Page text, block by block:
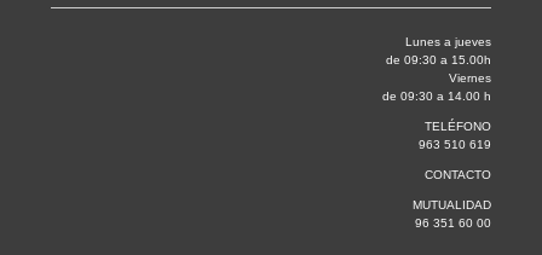
Lunes a jueves
de 09:30 a 15.00h
Viernes
de 09:30 a 14.00 h
TELÉFONO
963 510 619
CONTACTO
MUTUALIDAD
96 351 60 00